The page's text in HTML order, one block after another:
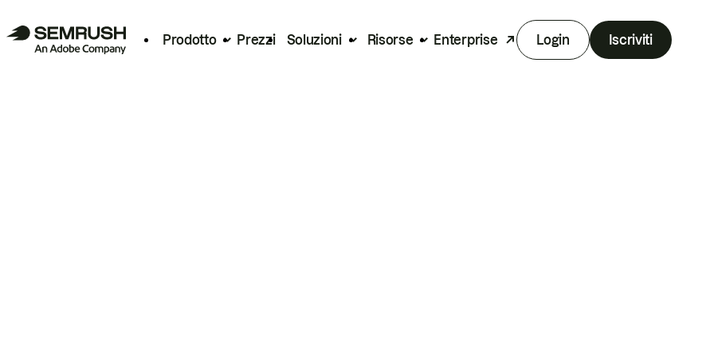
Prodotto Prezzi Soluzioni Risorse Enterprise Login Iscriviti